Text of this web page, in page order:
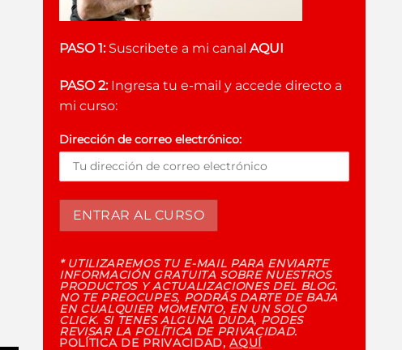
PASO 1:Suscribete a mi canal AQUI
PASO 2:Ingresa tu e-mail y accede directo a
mi curso:
Dirección de correo electrónico:
* UTILIZAREMOS TU E-MAIL PARA ENVIARTE
INFORMACIÓN GRATUITA SOBRE NUESTROS
PRODUCTOS Y ACTUALIZACIONES DEL BLOG.
NO TE PREOCUPES, PODRÁS DARTE DE BAJA
EN CUALQUIER MOMENTO, EN UN SOLO
CLICK. SI TENES ALGUNA DUDA, PODES
REVISAR LA POLÍTICA DE PRIVACIDAD.
POLÍTICA DE PRIVACIDAD,AQUÍ